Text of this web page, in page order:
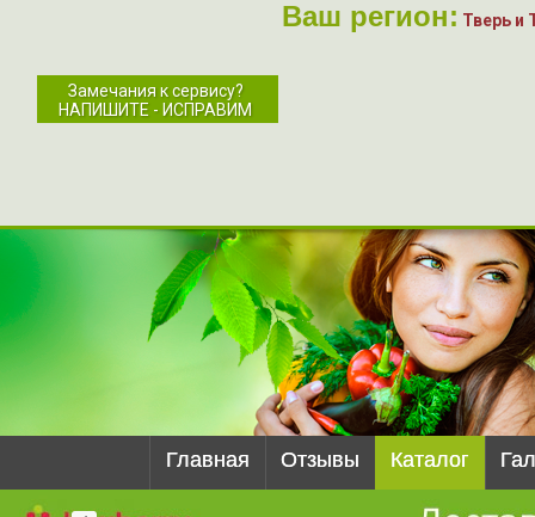
Ваш регион: Тверь и
Замечания к сервису?
НАПИШИТЕ - ИСПРАВИМ
Главная Отзывы Каталог